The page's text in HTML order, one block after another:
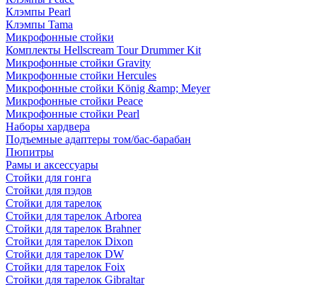
Клэмпы Pearl
Клэмпы Tama
Микрофонные стойки
Комплекты Hellscream Tour Drummer Kit
Микрофонные стойки Gravity
Микрофонные стойки Hercules
Микрофонные стойки König &amp; Meyer
Микрофонные стойки Peace
Микрофонные стойки Pearl
Наборы хардвера
Подъемные адаптеры том/бас-барабан
Пюпитры
Рамы и аксессуары
Стойки для гонга
Стойки для пэдов
Стойки для тарелок
Стойки для тарелок Arborea
Стойки для тарелок Brahner
Стойки для тарелок Dixon
Стойки для тарелок DW
Стойки для тарелок Foix
Стойки для тарелок Gibraltar